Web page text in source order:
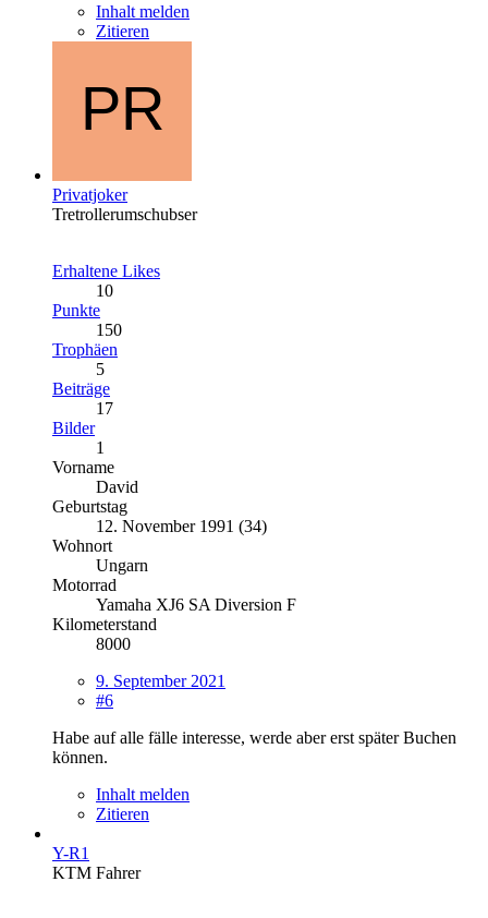
Inhalt melden
Zitieren
Privatjoker
Tretrollerumschubser
Erhaltene Likes
10
Punkte
150
Trophäen
5
Beiträge
17
Bilder
1
Vorname
David
Geburtstag
12. November 1991 (34)
Wohnort
Ungarn
Motorrad
Yamaha XJ6 SA Diversion F
Kilometerstand
8000
9. September 2021
#6
Habe auf alle fälle interesse, werde aber erst später Buchen
können.
Inhalt melden
Zitieren
Y-R1
KTM Fahrer